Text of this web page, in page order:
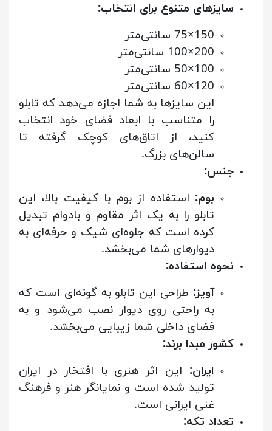
سایزهای متنوع برای انتخاب:
150×75 سانتی‌متر
200×100 سانتی‌متر
100×50 سانتی‌متر
120×60 سانتی‌متر
این سایزها به شما اجازه می‌دهد که تابلو
را متناسب با ابعاد فضای خود انتخاب
کنید، از اتاق‌های کوچک گرفته تا
سالن‌های بزرگ.
جنس:
بوم: استفاده از بوم با کیفیت بالا، این
تابلو را به یک اثر مقاوم و بادوام تبدیل
کرده است که جلوه‌ای شیک و حرفه‌ای به
دیوارهای شما می‌بخشد.
نحوه استفاده:
آویز: طراحی این تابلو به گونه‌ای است که
به راحتی روی دیوار نصب می‌شود و به
فضای داخلی شما زیبایی می‌بخشد.
کشور مبدا برند:
ایران: این اثر هنری با افتخار در ایران
تولید شده است و نمایانگر هنر و فرهنگ
غنی ایرانی است.
تعداد تکه: